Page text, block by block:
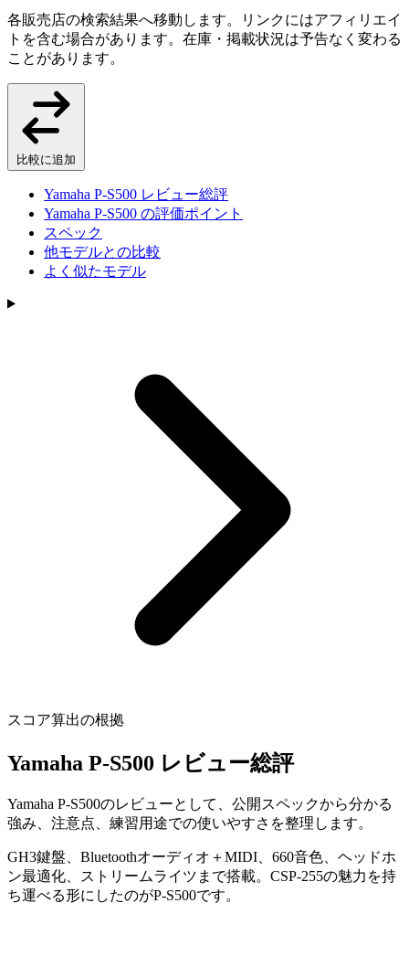
各販売店の検索結果へ移動します。リンクにはアフィリエイ
トを含む場合があります。在庫・掲載状況は予告なく変わる
ことがあります。
比較に追加
Yamaha P-S500 レビュー総評
Yamaha P-S500 の評価ポイント
スペック
他モデルとの比較
よく似たモデル
スコア算出の根拠
Yamaha P-S500 レビュー総評
Yamaha P-S500のレビューとして、公開スペックから分かる
強み、注意点、練習用途での使いやすさを整理します。
GH3鍵盤、Bluetoothオーディオ＋MIDI、660音色、ヘッドホ
ン最適化、ストリームライツまで搭載。CSP-255の魅力を持
ち運べる形にしたのがP-S500です。